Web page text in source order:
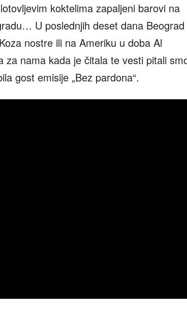
koktelima zapaljeni barovi na
U poslednjih deset dana Beograd
nostre ili na Ameriku u doba Al
za nama kada je čitala te vesti pitali
gost emisije „Bez pardona“.